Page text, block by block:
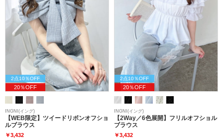
2点10％OFF
20％OFF
INGNI(イング)
【WEB限定】ツイードリボンオフショ
ルブラウス
￥3,432
2点10％OFF
20％OFF
INGNI(イング)
【2Way／6色展開】フリルオフショル
ブラウス
￥3,432